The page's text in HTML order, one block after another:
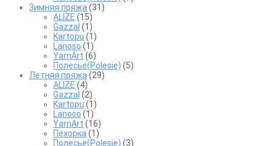
Зимняя пряжа (31)
ALIZE (15)
Gazzal (1)
Kartopu (1)
Lanoso (1)
YarnArt (6)
Полесье(Polesie) (5)
Летняя пряжа (29)
ALIZE (4)
Gazzal (2)
Kartopu (1)
Lanoso (1)
YarnArt (16)
Пехорка (1)
Полесье(Polesie) (3)